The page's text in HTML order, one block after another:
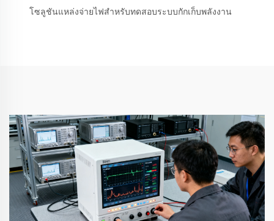
โซลูชันแหล่งจ่ายไฟสำหรับทดสอบระบบกักเก็บพลังงาน